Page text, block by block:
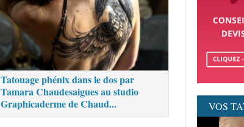
Tatouage phénix dans le dos par
Tamara Chaudesaigues au studio
Graphicaderme de Chaud...
VOS